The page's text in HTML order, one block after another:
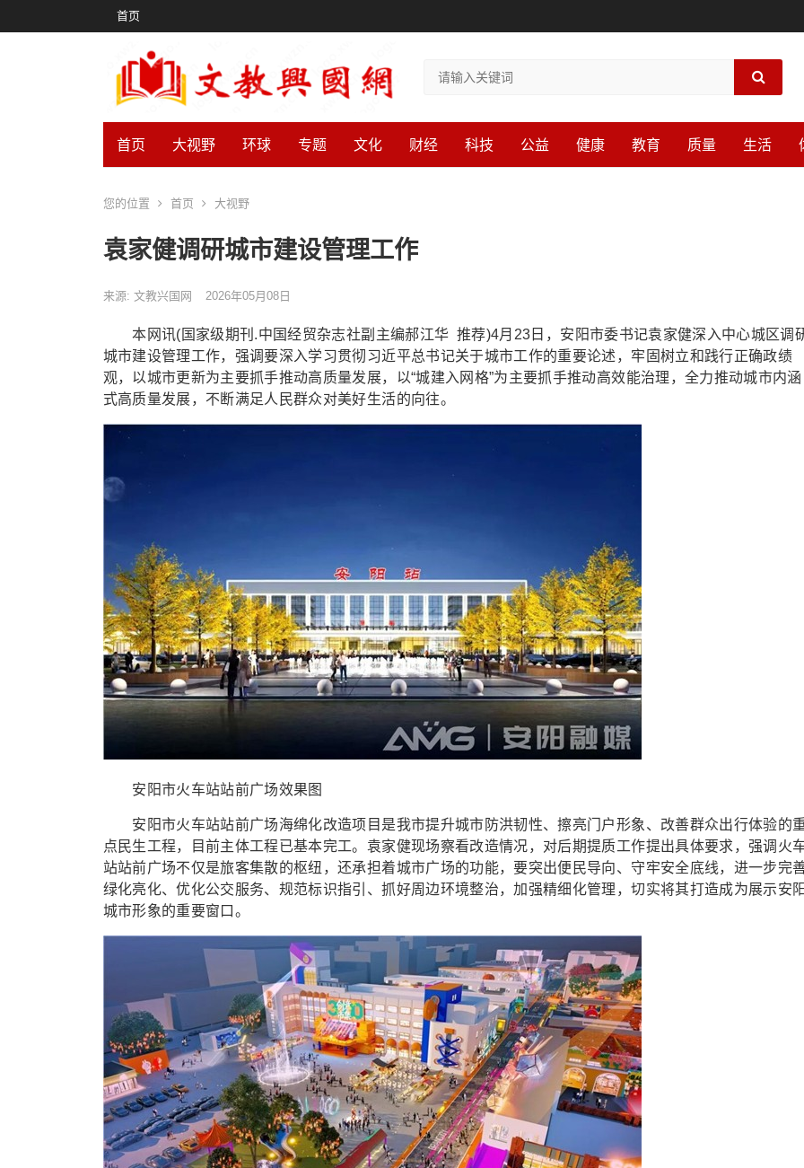
首页
首页 大视野 环球 专题 文化 财经 科技 公益 健康 教育 质量 生活
您的位置 首页 大视野
袁家健调研城市建设管理工作
来源: 文教兴国网 2026年05月08日
本网讯(国家级期刊.中国经贸杂志社副主编郝江华 推荐)4月23日，安阳市委书记袁家健深入中心城区调
城市建设管理工作，强调要深入学习贯彻习近平总书记关于城市工作的重要论述，牢固树立和践行正确政绩
观，以城市更新为主要抓手推动高质量发展，以“城建入网格”为主要抓手推动高效能治理，全力推动城市内涵
式高质量发展，不断满足人民群众对美好生活的向往。
安阳市火车站站前广场效果图
安阳市火车站站前广场海绵化改造项目是我市提升城市防洪韧性、擦亮门户形象、改善群众出行体验的
点民生工程，目前主体工程已基本完工。袁家健现场察看改造情况，对后期提质工作提出具体要求，强调火
站站前广场不仅是旅客集散的枢纽，还承担着城市广场的功能，要突出便民导向、守牢安全底线，进一步完
绿化亮化、优化公交服务、规范标识指引、抓好周边环境整治，加强精细化管理，切实将其打造成为展示安阳
城市形象的重要窗口。